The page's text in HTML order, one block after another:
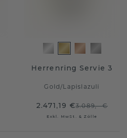
Herrenring Servie 3
Gold/Lapislazuli
2.471,19 €3.089,- €
Exkl. MwSt. & Zölle